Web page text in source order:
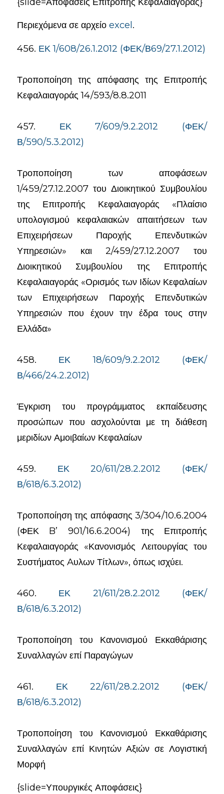
Περιεχόμενα σε αρχείο excel.
456. ΕΚ 1/608/26.1.2012 (ΦΕΚ/Β69/27.1.2012)
Τροποποίηση της απόφασης της Επιτροπής
Κεφαλαιαγοράς 14/593/8.8.2011
457. ΕΚ 7/609/9.2.2012 (ΦΕΚ/
Β/590/5.3.2012)
Τροποποίηση των αποφάσεων
1/459/27.12.2007 του Διοικητικού Συμβουλίου
της Επιτροπής Κεφαλαιαγοράς «Πλαίσιο
υπολογισμού κεφαλαιακών απαιτήσεων των
Επιχειρήσεων Παροχής Επενδυτικών
Υπηρεσιών» και 2/459/27.12.2007 του
Διοικητικού Συμβουλίου της Επιτροπής
Κεφαλαιαγοράς «Ορισμός των Ιδίων Κεφαλαίων
των Επιχειρήσεων Παροχής Επενδυτικών
Υπηρεσιών που έχουν την έδρα τους στην
Ελλάδα»
458. ΕΚ 18/609/9.2.2012 (ΦΕΚ/
Β/466/24.2.2012)
Έγκριση του προγράμματος εκπαίδευσης
προσώπων που ασχολούνται με τη διάθεση
μεριδίων Αμοιβαίων Κεφαλαίων
459. ΕΚ 20/611/28.2.2012 (ΦΕΚ/
Β/618/6.3.2012)
Τροποποίηση της απόφασης 3/304/10.6.2004
(ΦΕΚ B’ 901/16.6.2004) της Επιτροπής
Κεφαλαιαγοράς «Κανονισμός Λειτουργίας του
Συστήματος Aυλων Τίτλων», όπως ισχύει.
460. ΕΚ 21/611/28.2.2012 (ΦΕΚ/
Β/618/6.3.2012)
Τροποποίηση του Κανονισμού Εκκαθάρισης
Συναλλαγών επί Παραγώγων
461. ΕΚ 22/611/28.2.2012 (ΦΕΚ/
Β/618/6.3.2012)
Τροποποίηση του Κανονισμού Εκκαθάρισης
Συναλλαγών επί Κινητών Αξιών σε Λογιστική
Μορφή
{slide=Υπουργικές Αποφάσεις}